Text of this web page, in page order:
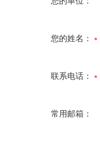
您的姓名：
联系电话：
常用邮箱：